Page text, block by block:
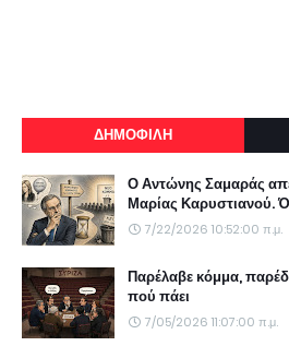
ΔΗΜΟΦΙΛΗ
Ο Αντώνης Σαμαράς
Μαρίας Καρυστιανού.
7/22/2026 10:52:00 π.μ.
Παρέλαβε κόμμα,
πού πάει
7/05/2026 11:07:00 π.μ.